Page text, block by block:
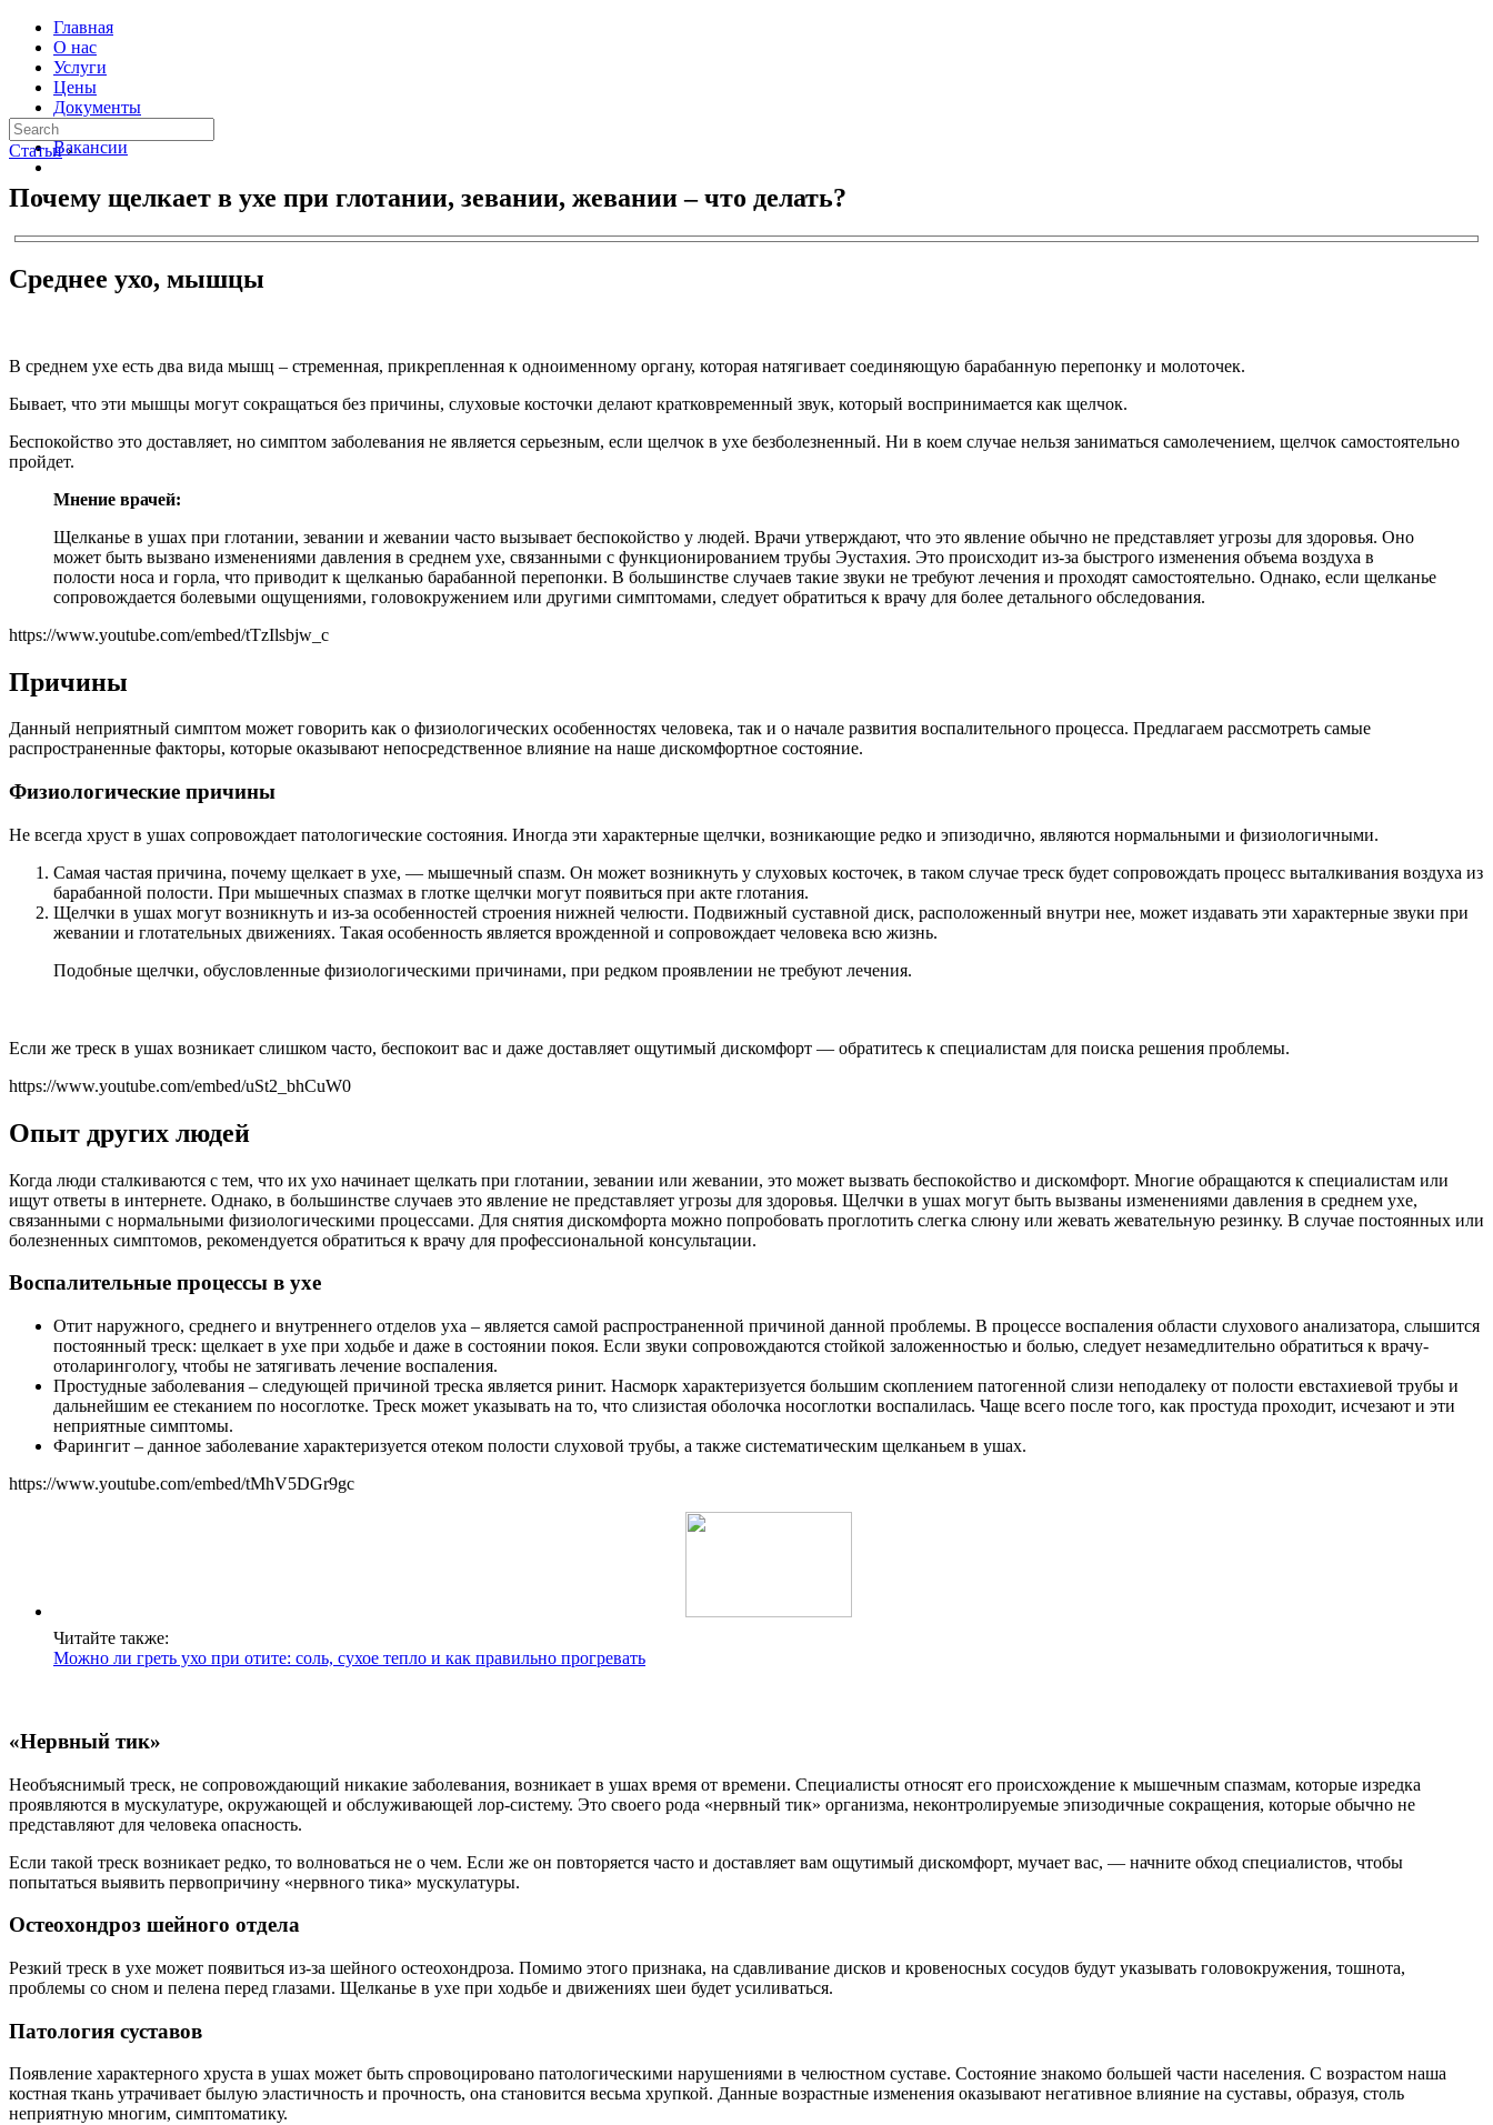
Главная
О нас
Услуги
Цены
Документы
Контакты
Вакансии
Статьи ›
Почему щелкает в ухе при глотании, зевании, жевании – что делать?
Среднее ухо, мышцы
В среднем ухе есть два вида мышц – стременная, прикрепленная к одноименному органу, которая натягивает соединяющую барабанную перепонку и молоточек.
Бывает, что эти мышцы могут сокращаться без причины, слуховые косточки делают кратковременный звук, который воспринимается как щелчок.
Беспокойство это доставляет, но симптом заболевания не является серьезным, если щелчок в ухе безболезненный. Ни в коем случае нельзя заниматься самолечением, щелчок самостоятельно
пройдет.
Мнение врачей:
Щелканье в ушах при глотании, зевании и жевании часто вызывает беспокойство у людей. Врачи утверждают, что это явление обычно не представляет угрозы для здоровья. Оно
может быть вызвано изменениями давления в среднем ухе, связанными с функционированием трубы Эустахия. Это происходит из-за быстрого изменения объема воздуха в
полости носа и горла, что приводит к щелканью барабанной перепонки. В большинстве случаев такие звуки не требуют лечения и проходят самостоятельно. Однако, если щелканье
сопровождается болевыми ощущениями, головокружением или другими симптомами, следует обратиться к врачу для более детального обследования.
https://www.youtube.com/embed/tTzIlsbjw_c
Причины
Данный неприятный симптом может говорить как о физиологических особенностях человека, так и о начале развития воспалительного процесса. Предлагаем рассмотреть самые
распространенные факторы, которые оказывают непосредственное влияние на наше дискомфортное состояние.
Физиологические причины
Не всегда хруст в ушах сопровождает патологические состояния. Иногда эти характерные щелчки, возникающие редко и эпизодично, являются нормальными и физиологичными.
Самая частая причина, почему щелкает в ухе, — мышечный спазм. Он может возникнуть у слуховых косточек, в таком случае треск будет сопровождать процесс выталкивания воздуха из
барабанной полости. При мышечных спазмах в глотке щелчки могут появиться при акте глотания.
Щелчки в ушах могут возникнуть и из-за особенностей строения нижней челюсти. Подвижный суставной диск, расположенный внутри нее, может издавать эти характерные звуки при
жевании и глотательных движениях. Такая особенность является врожденной и сопровождает человека всю жизнь.
Подобные щелчки, обусловленные физиологическими причинами, при редком проявлении не требуют лечения.
Если же треск в ушах возникает слишком часто, беспокоит вас и даже доставляет ощутимый дискомфорт — обратитесь к специалистам для поиска решения проблемы.
https://www.youtube.com/embed/uSt2_bhCuW0
Опыт других людей
Когда люди сталкиваются с тем, что их ухо начинает щелкать при глотании, зевании или жевании, это может вызвать беспокойство и дискомфорт. Многие обращаются к специалистам или
ищут ответы в интернете. Однако, в большинстве случаев это явление не представляет угрозы для здоровья. Щелчки в ушах могут быть вызваны изменениями давления в среднем ухе,
связанными с нормальными физиологическими процессами. Для снятия дискомфорта можно попробовать проглотить слегка слюну или жевать жевательную резинку. В случае постоянных или
болезненных симптомов, рекомендуется обратиться к врачу для профессиональной консультации.
Воспалительные процессы в ухе
Отит наружного, среднего и внутреннего отделов уха – является самой распространенной причиной данной проблемы. В процессе воспаления области слухового анализатора, слышится
постоянный треск: щелкает в ухе при ходьбе и даже в состоянии покоя. Если звуки сопровождаются стойкой заложенностью и болью, следует незамедлительно обратиться к врачу-
отоларингологу, чтобы не затягивать лечение воспаления.
Простудные заболевания – следующей причиной треска является ринит. Насморк характеризуется большим скоплением патогенной слизи неподалеку от полости евстахиевой трубы и
дальнейшим ее стеканием по носоглотке. Треск может указывать на то, что слизистая оболочка носоглотки воспалилась. Чаще всего после того, как простуда проходит, исчезают и эти
неприятные симптомы.
Фарингит – данное заболевание характеризуется отеком полости слуховой трубы, а также систематическим щелканьем в ушах.
https://www.youtube.com/embed/tMhV5DGr9gc
Читайте также:
Можно ли греть ухо при отите: соль, сухое тепло и как правильно прогревать
«Нервный тик»
Необъяснимый треск, не сопровождающий никакие заболевания, возникает в ушах время от времени. Специалисты относят его происхождение к мышечным спазмам, которые изредка
проявляются в мускулатуре, окружающей и обслуживающей лор-систему. Это своего рода «нервный тик» организма, неконтролируемые эпизодичные сокращения, которые обычно не
представляют для человека опасность.
Если такой треск возникает редко, то волноваться не о чем. Если же он повторяется часто и доставляет вам ощутимый дискомфорт, мучает вас, — начните обход специалистов, чтобы
попытаться выявить первопричину «нервного тика» мускулатуры.
Остеохондроз шейного отдела
Резкий треск в ухе может появиться из-за шейного остеохондроза. Помимо этого признака, на сдавливание дисков и кровеносных сосудов будут указывать головокружения, тошнота,
проблемы со сном и пелена перед глазами. Щелканье в ухе при ходьбе и движениях шеи будет усиливаться.
Патология суставов
Появление характерного хруста в ушах может быть спровоцировано патологическими нарушениями в челюстном суставе. Состояние знакомо большей части населения. С возрастом наша
костная ткань утрачивает былую эластичность и прочность, она становится весьма хрупкой. Данные возрастные изменения оказывают негативное влияние на суставы, образуя, столь
неприятную многим, симптоматику.